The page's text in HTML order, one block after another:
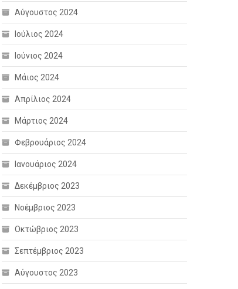
Αύγουστος 2024
Ιούλιος 2024
Ιούνιος 2024
Μάιος 2024
Απρίλιος 2024
Μάρτιος 2024
Φεβρουάριος 2024
Ιανουάριος 2024
Δεκέμβριος 2023
Νοέμβριος 2023
Οκτώβριος 2023
Σεπτέμβριος 2023
Αύγουστος 2023